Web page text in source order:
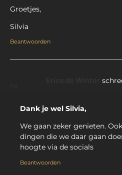
Groetjes,
Silvia
Beantwoorden
Dank je wel Silvia,
We gaan zeker genieten.
dingen die we daar gaan
hoogte via de socials
Beantwoorden